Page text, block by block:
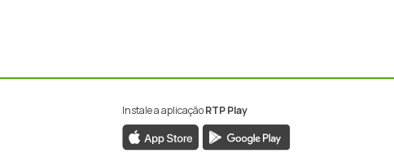
Instale a aplicaçãoRTP Play